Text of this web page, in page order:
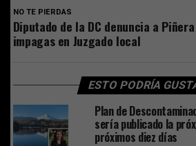
NO TE PIERDAS
Diputado de la DC denuncia a
impagas en Juzgado local
ESTO PODRÍA
Plan de
sería publicado la
próximos diez días